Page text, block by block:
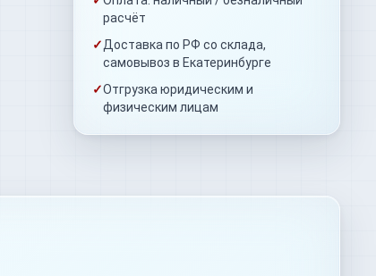
расчёт
✓Доставка по РФ со склада,
самовывоз в Екатеринбурге
✓Отгрузка юридическим и
физическим лицам